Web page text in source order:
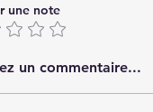
Valentin au Spa – 10%
une note
un commentaire...